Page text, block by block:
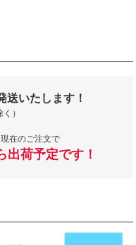
送いたします！
）
在のご注文で
出荷予定です！